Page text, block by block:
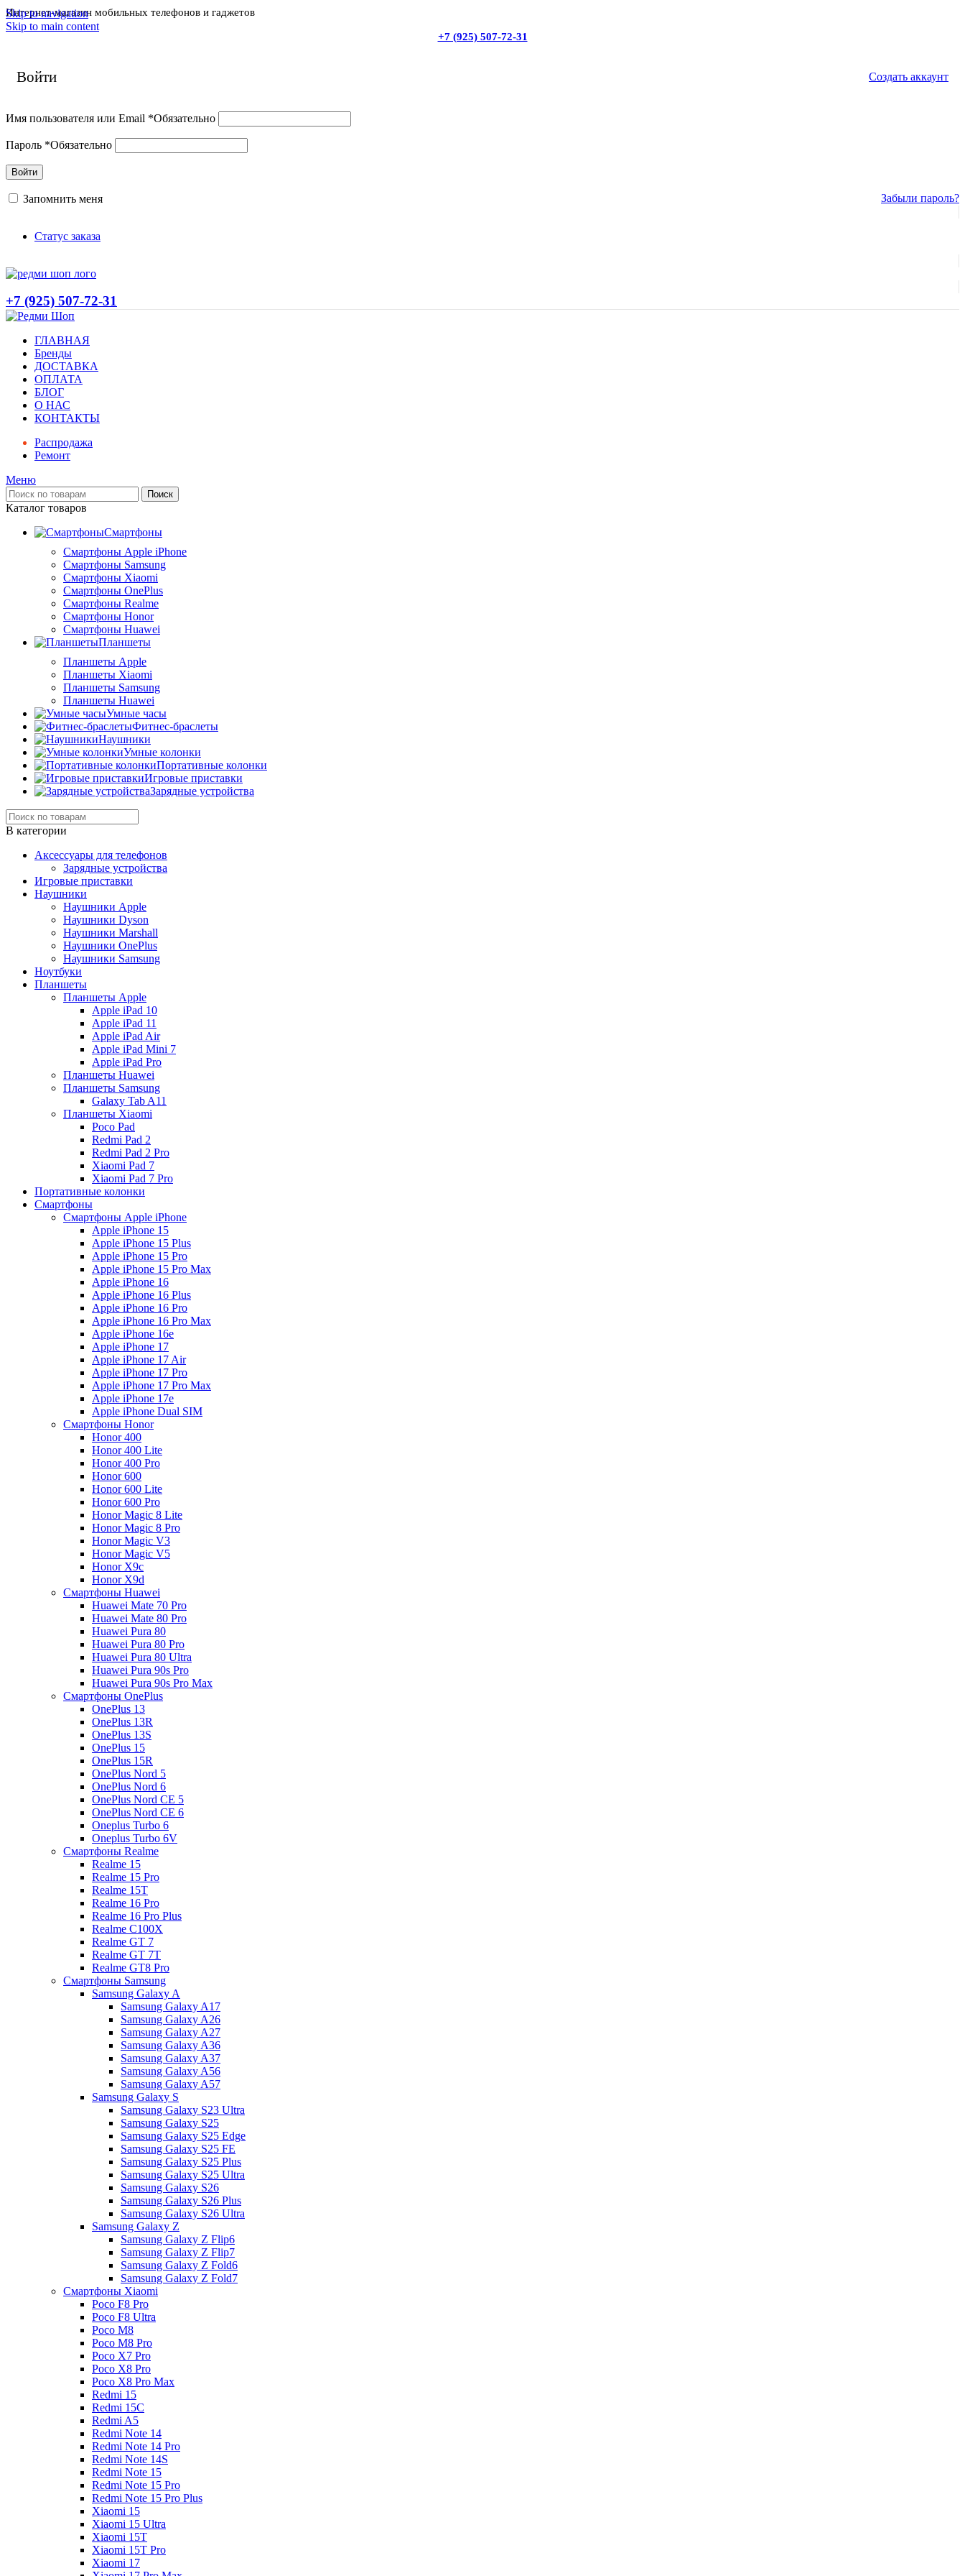
Skip to navigation
Skip to main content
Интернет-магазин мобильных телефонов и гаджетов
+7 (925) 507-72-31
Войти Создать аккаунт
Имя пользователя или Email *Обязательно
Пароль *Обязательно
Войти
Забыли пароль?
Запомнить меня
Статус заказа
+7 (925) 507-72-31
ГЛАВНАЯ
Бренды
ДОСТАВКА
ОПЛАТА
БЛОГ
О НАС
КОНТАКТЫ
Распродажа
Ремонт
Меню
Поиск
Каталог товаров
Смартфоны
Смартфоны Apple iPhone
Смартфоны Samsung
Смартфоны Xiaomi
Смартфоны OnePlus
Смартфоны Realme
Смартфоны Honor
Смартфоны Huawei
Планшеты
Планшеты Apple
Планшеты Xiaomi
Планшеты Samsung
Планшеты Huawei
Умные часы
Фитнес-браслеты
Наушники
Умные колонки
Портативные колонки
Игровые приставки
Зарядные устройства
В категории
Аксессуары для телефонов
Зарядные устройства
Игровые приставки
Наушники
Наушники Apple
Наушники Dyson
Наушники Marshall
Наушники OnePlus
Наушники Samsung
Ноутбуки
Планшеты
Планшеты Apple
Apple iPad 10
Apple iPad 11
Apple iPad Air
Apple iPad Mini 7
Apple iPad Pro
Планшеты Huawei
Планшеты Samsung
Galaxy Tab A11
Планшеты Xiaomi
Poco Pad
Redmi Pad 2
Redmi Pad 2 Pro
Xiaomi Pad 7
Xiaomi Pad 7 Pro
Портативные колонки
Смартфоны
Смартфоны Apple iPhone
Apple iPhone 15
Apple iPhone 15 Plus
Apple iPhone 15 Pro
Apple iPhone 15 Pro Max
Apple iPhone 16
Apple iPhone 16 Plus
Apple iPhone 16 Pro
Apple iPhone 16 Pro Max
Apple iPhone 16e
Apple iPhone 17
Apple iPhone 17 Air
Apple iPhone 17 Pro
Apple iPhone 17 Pro Max
Apple iPhone 17e
Apple iPhone Dual SIM
Смартфоны Honor
Honor 400
Honor 400 Lite
Honor 400 Pro
Honor 600
Honor 600 Lite
Honor 600 Pro
Honor Magic 8 Lite
Honor Magic 8 Pro
Honor Magic V3
Honor Magic V5
Honor X9c
Honor X9d
Смартфоны Huawei
Huawei Mate 70 Pro
Huawei Mate 80 Pro
Huawei Pura 80
Huawei Pura 80 Pro
Huawei Pura 80 Ultra
Huawei Pura 90s Pro
Huawei Pura 90s Pro Max
Смартфоны OnePlus
OnePlus 13
OnePlus 13R
OnePlus 13S
OnePlus 15
OnePlus 15R
OnePlus Nord 5
OnePlus Nord 6
OnePlus Nord CE 5
OnePlus Nord CE 6
Oneplus Turbo 6
Oneplus Turbo 6V
Смартфоны Realme
Realme 15
Realme 15 Pro
Realme 15T
Realme 16 Pro
Realme 16 Pro Plus
Realme C100X
Realme GT 7
Realme GT 7T
Realme GT8 Pro
Смартфоны Samsung
Samsung Galaxy A
Samsung Galaxy A17
Samsung Galaxy A26
Samsung Galaxy A27
Samsung Galaxy A36
Samsung Galaxy A37
Samsung Galaxy A56
Samsung Galaxy A57
Samsung Galaxy S
Samsung Galaxy S23 Ultra
Samsung Galaxy S25
Samsung Galaxy S25 Edge
Samsung Galaxy S25 FE
Samsung Galaxy S25 Plus
Samsung Galaxy S25 Ultra
Samsung Galaxy S26
Samsung Galaxy S26 Plus
Samsung Galaxy S26 Ultra
Samsung Galaxy Z
Samsung Galaxy Z Flip6
Samsung Galaxy Z Flip7
Samsung Galaxy Z Fold6
Samsung Galaxy Z Fold7
Смартфоны Xiaomi
Poco F8 Pro
Poco F8 Ultra
Poco M8
Poco M8 Pro
Poco X7 Pro
Poco X8 Pro
Poco X8 Pro Max
Redmi 15
Redmi 15C
Redmi A5
Redmi Note 14
Redmi Note 14 Pro
Redmi Note 14S
Redmi Note 15
Redmi Note 15 Pro
Redmi Note 15 Pro Plus
Xiaomi 15
Xiaomi 15 Ultra
Xiaomi 15T
Xiaomi 15T Pro
Xiaomi 17